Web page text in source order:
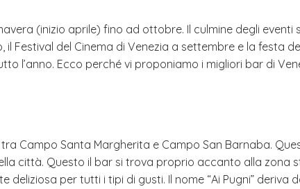
(inizio aprile) fino ad ottobre. Il culmine degli
Festival del Cinema di Venezia a settembre e la festa
l’anno. Ecco perché vi proponiamo i migliori bar di
Campo Santa Margherita e Campo San Barnaba.
città. Questo il bar si trova proprio accanto alla zona
deliziosa per tutti i tipi di gusti. Il nome “Ai Pugni”